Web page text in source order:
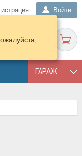
Войти
ГАРАЖ